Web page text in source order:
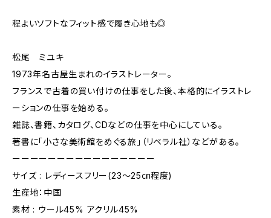
程よいソフトなフィット感で履き心地も◎
松尾 ミユキ
1973年名古屋生まれのイラストレーター。
フランスで古着の買い付けの仕事をした後、本格的にイラストレ
ーションの仕事を始める。
雑誌、書籍、カタログ、CDなどの仕事を中心にしている。
著書に「小さな美術館をめぐる旅」（リベラル社）などがある。
ーーーーーーーーーーーーーーーー
サイズ : レディースフリー(23〜25㎝程度)
生産地：中国
素材 : ウール45% アクリル45%